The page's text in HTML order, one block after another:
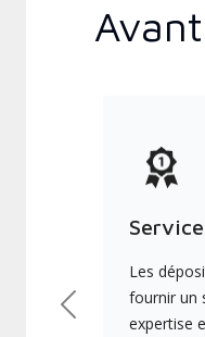
Les
fournir un
expertise
Précédent